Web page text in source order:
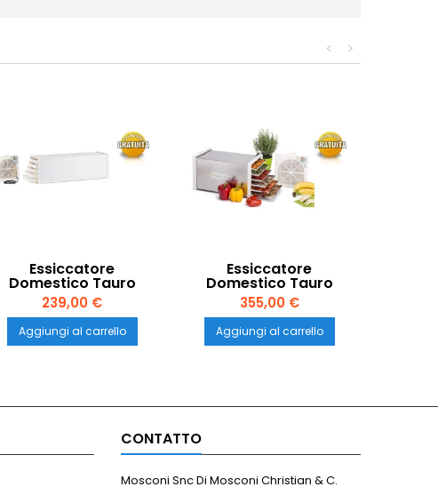
>
<
Essiccatore
Domestico Tauro
Biosec Domus B10 – 10
Vassoi per Frutta e
Verdura
239,00 €
Aggiungi al carrello
Essiccatore
Domestico Tauro
Biosec De Luxe B6 –
Acciaio Inox 100%
Made in Italy
355,00 €
Aggiungi al carrello
CONTATTO
Mosconi Snc Di Mosconi Christian & C.